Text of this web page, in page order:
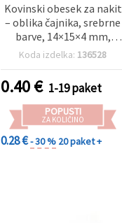
Kovinski obesek za nakit
– oblika čajnika, srebrne
barve, 14×15×4 mm,
luknja 2 mm – 5 kosov
Koda izdelka: 136528
0.40€ 1-19 paket
POPUSTI
ZA KOLIČINO
0.28 €- 30 % 20 paket +